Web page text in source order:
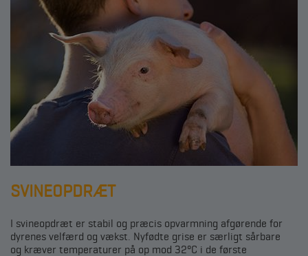
SVINEOPDRÆT
I svineopdræt er stabil og præcis opvarmning afgørende for
dyrenes velfærd og vækst. Nyfødte grise er særligt sårbare
og kræver temperaturer på op mod 32°C i de første